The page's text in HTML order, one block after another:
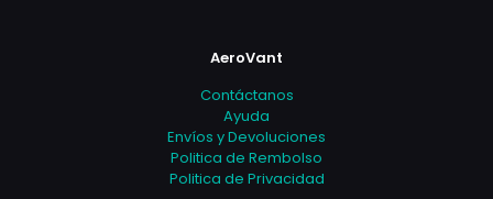
AeroVant
Contáctanos
Ayuda
Envíos y Devoluciones
Politica de Rembolso
Politica de Privacidad